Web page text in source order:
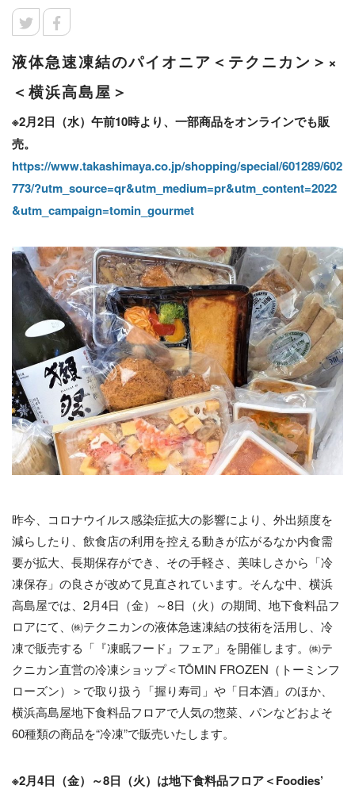
液体急速凍結のパイオニア＜テクニカン＞×
＜横浜高島屋＞
※2月2日（水）午前10時より、一部商品をオンラインでも販
売。
https://www.takashimaya.co.jp/shopping/special/601289/602
773/?utm_source=qr&utm_medium=pr&utm_content=2022
&utm_campaign=tomin_gourmet
昨今、コロナウイルス感染症拡大の影響により、外出頻度を
減らしたり、飲食店の利用を控える動きが広がるなか内食需
要が拡大、長期保存ができ、その手軽さ、美味しさから「冷
凍保存」の良さが改めて見直されています。そんな中、横浜
高島屋では、2月4日（金）～8日（火）の期間、地下食料品フ
ロアにて、㈱テクニカンの液体急速凍結の技術を活用し、冷
凍で販売する「『凍眠フード』フェア」を開催します。㈱テ
クニカン直営の冷凍ショップ＜TŌMIN FROZEN（トーミンフ
ローズン）＞で取り扱う「握り寿司」や「日本酒」のほか、
横浜高島屋地下食料品フロアで人気の惣菜、パンなどおよそ
60種類の商品を“冷凍”で販売いたします。
※2月4日（金）～8日（火）は地下食料品フロア＜Foodies’